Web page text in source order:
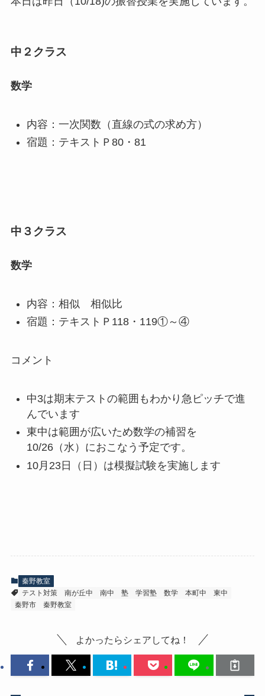
中２クラス
数学
内容：一次関数（直線の式の求め方）
宿題：テキストＰ80・81
中３クラス
数学
内容：相似 相似比
宿題：テキストＰ118・119①～④
コメント
中3は期末テストの範囲もわかり急ピッチで進
んでいます
東中は範囲が広いため数学の補習を
10/26（水）におこなう予定です。
10月23日（日）は模擬試験を実施します
秦野教室
テスト対策
南が丘中 南中 塾 学習塾 数学 本町中
東中
秦野市
秦野教室
よかったらシェアしてね！